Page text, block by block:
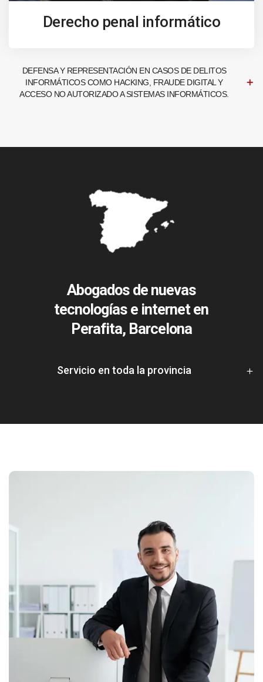
Derecho penal informático
DEFENSA Y REPRESENTACIÓN EN CASOS DE DELITOS
INFORMÁTICOS COMO HACKING, FRAUDE DIGITAL Y
ACCESO NO AUTORIZADO A SISTEMAS INFORMÁTICOS.
Abogados de nuevas
tecnologías e internet en
Perafita, Barcelona
Servicio en toda la provincia